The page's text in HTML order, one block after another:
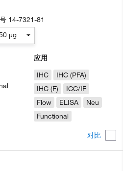
对比
应用
IHC
IHC (PFA)
IHC (F)
ICC/IF
Flow
ELISA
Neu
Functional
14-7321-81
µg